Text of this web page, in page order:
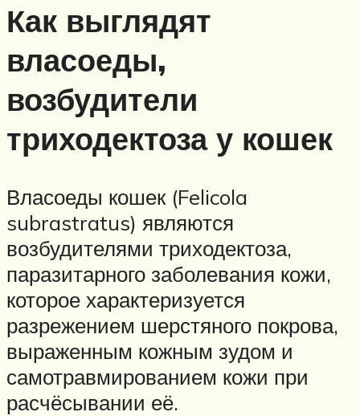
Как выглядят
власоеды,
возбудители
триходектоза у кошек
Власоеды кошек (Felicola
subrastratus) являются
возбудителями триходектоза,
паразитарного заболевания кожи,
которое характеризуется
разрежением шерстяного покрова,
выраженным кожным зудом и
самотравмированием кожи при
расчёсывании её.